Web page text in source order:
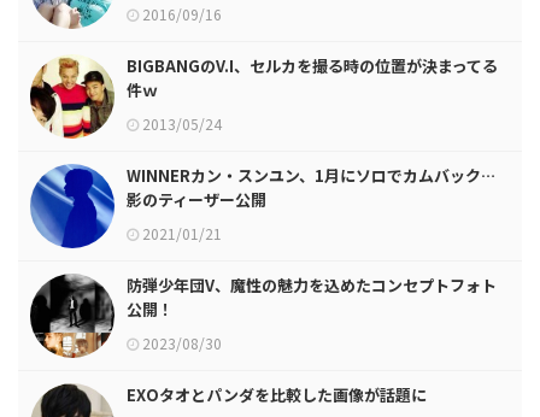
2016/09/16
BIGBANGのV.I、セルカを撮る時の位置が決まってる
件ｗ
2013/05/24
WINNERカン・スンユン、1月にソロでカムバック…
影のティーザー公開
2021/01/21
防弾少年団V、魔性の魅力を込めたコンセプトフォト
公開！
2023/08/30
EXOタオとパンダを比較した画像が話題に